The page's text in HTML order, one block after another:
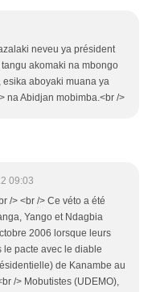
neveu ya président
akomaki na mbongo
aboyaki muana ya
na Abidjan mobimba.<br />
09:03
/> <br /> Ce véto a été
Yango et Ndagbia
2006 lorsque leurs
le pacte avec le diable
de Kanambe au
/> Mobutistes (UDEMO),